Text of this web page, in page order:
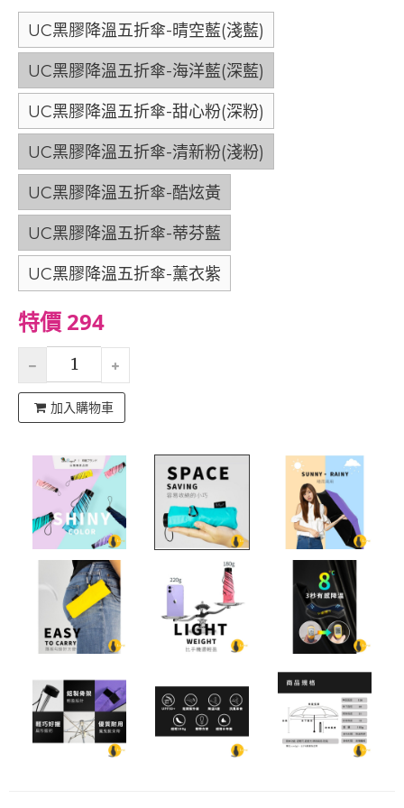
UC黑膠降溫五折傘-晴空藍(淺藍)
UC黑膠降溫五折傘-海洋藍(深藍)
UC黑膠降溫五折傘-甜心粉(深粉)
UC黑膠降溫五折傘-清新粉(淺粉)
UC黑膠降溫五折傘-酷炫黃
UC黑膠降溫五折傘-蒂芬藍
UC黑膠降溫五折傘-薰衣紫
特價 294
加入購物車